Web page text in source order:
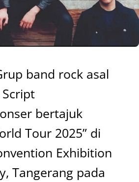
band rock asal
bertajuk
Tour 2025” di
Exhibition
Tangerang pada